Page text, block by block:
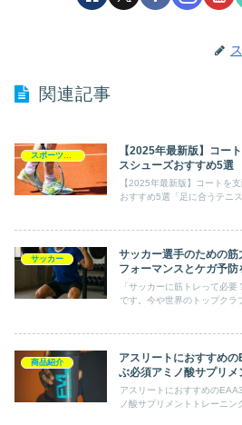
関連記事
【2025年最新版】コー
スシューズおすすめ5選
【2025年最新版】コートを
おすすめ5選「足に合うテニ
サッカー
サッカー選手のための
フォーマンスとケガ予防
「サッカーに筋トレって必
です。今や世界のトップクラ
商品紹介
アスリートにおすすめ
ぶ必須アミノ酸サプリメ
アスリートにおすすめの
ノ酸サプリメントトレーニン